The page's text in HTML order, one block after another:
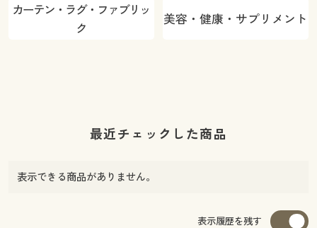
カーテン・ラグ・ファブリッ
ク
美容・健康・サプリメント
最近チェックした商品
表示できる商品がありません。
表示履歴を残す